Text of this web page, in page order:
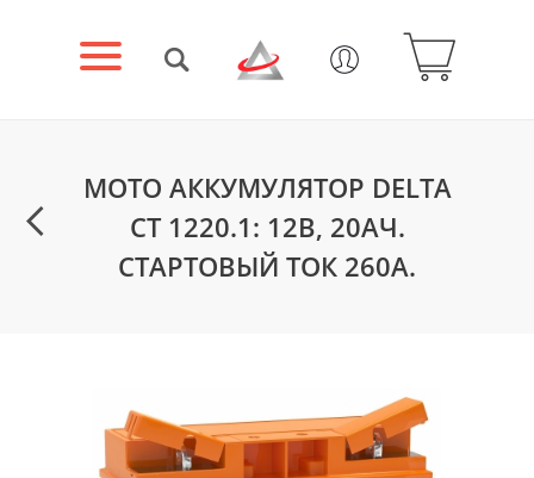
МОТО АККУМУЛЯТОР DELTA
CT 1220.1: 12В, 20АЧ.
СТАРТОВЫЙ ТОК 260А.